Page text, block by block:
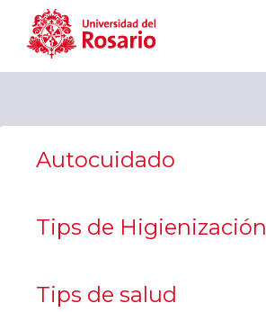
Autocuidado
Tips de Higienización
Tips de salud